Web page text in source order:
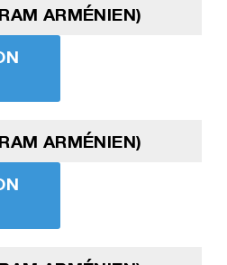
ARMÉNIEN)
ARMÉNIEN)